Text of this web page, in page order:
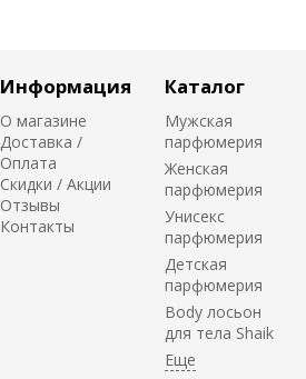
Информация
О магазине
Доставка /
Оплата
Скидки / Акции
Отзывы
Контакты
Каталог
Мужская
парфюмерия
Женская
парфюмерия
Унисекс
парфюмерия
Детская
парфюмерия
Body лосьон
для тела Shaik